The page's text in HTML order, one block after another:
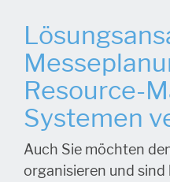
Resource-
Systemen
Auch Sie möchten
organisieren und sind